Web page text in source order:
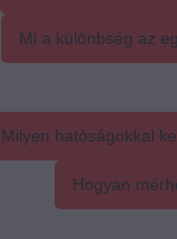
Mi a különbség az
Milyen hatóságokkal
Hogyan